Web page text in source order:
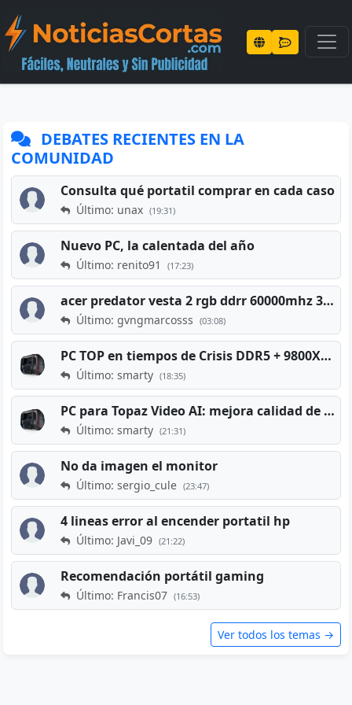
DEBATES RECIENTES EN LA
COMUNIDAD
Consulta qué portatil comprar en cada caso
Último: unax (19:31)
Nuevo PC, la calentada del año
Último: renito91 (17:23)
acer predator vesta 2 rgb ddrr 60000mhz 32gb x2 16gb
Último: gvngmarcosss (03:08)
PC TOP en tiempos de Crisis DDR5 + 9800X3D + RTX 5080 [2026][2400€]
Último: smarty (18:35)
PC para Topaz Video AI: mejora calidad de vídeos viejos
Último: smarty (21:31)
No da imagen el monitor
Último: sergio_cule (23:47)
4 lineas error al encender portatil hp
Último: Javi_09 (21:22)
Recomendación portátil gaming
Último: Francis07 (16:53)
Ver todos los temas →